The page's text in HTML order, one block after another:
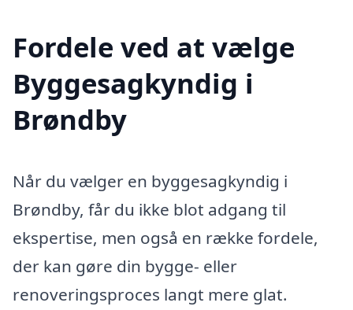
Fordele ved at vælge
Byggesagkyndig i
Brøndby
Når du vælger en byggesagkyndig i
Brøndby, får du ikke blot adgang til
ekspertise, men også en række fordele,
der kan gøre din bygge- eller
renoveringsproces langt mere glat.